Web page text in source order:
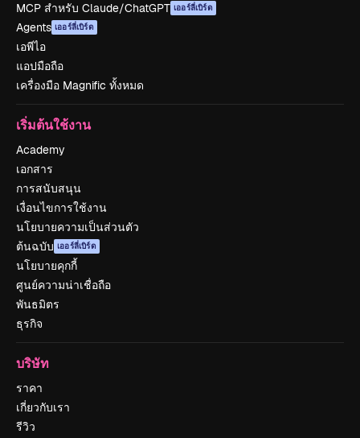
MCP สำหรับ Claude/ChatGPT เออร์ลี่เบิร์ด
Agents เออร์ลี่เบิร์ด
เอพีไอ
แอปมือถือ
เครื่องมือ Magnific ทั้งหมด
เริ่มต้นใช้งาน
Academy
เอกสาร
การสนับสนุน
เงื่อนไขการใช้งาน
นโยบายความเป็นส่วนตัว
ต้นฉบับ เออร์ลี่เบิร์ด
นโยบายคุกกี้
ศูนย์ความน่าเชื่อถือ
พันธมิตร
ธุรกิจ
บริษัท
ราคา
เกี่ยวกับเรา
รีวิว